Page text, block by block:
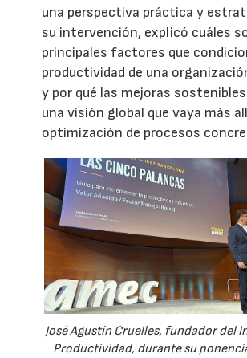
una perspectiva práctica y
su intervención, explicó cuáles
principales factores que
productividad de una
y por qué las mejoras
una visión global que vaya más
optimización de procesos
José Agustín Cruelles, fundador del
Productividad, durante su